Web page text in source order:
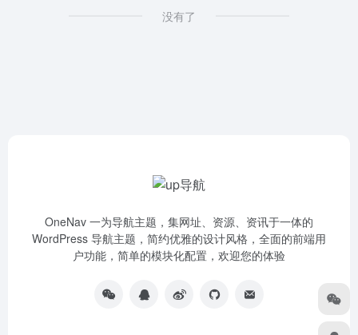
没有了
OneNav 一为导航主题，集网址、资源、资讯于一体的
WordPress 导航主题，简约优雅的设计风格，全面的前端用
户功能，简单的模块化配置，欢迎您的体验